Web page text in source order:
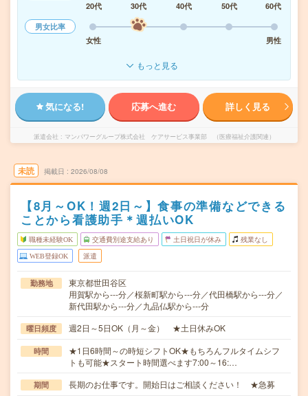
20代
30代 40代 50代
60代
男女比率
女性
男性
もっと見る
気になる! 応募へ進む 詳しく見る
派遣会社 マンパワーグループ株式会社 ケアサービス事業部 （医療福祉介護関連）
未読 掲載日 2026/08/08
【8月～OK！週2日～】食事の準備などできる
ことから看護助手＊週払いOK
職種未経験OK 交通費別途支給あり 土日祝日が休み 残業なし
WEB登録OK 派遣
勤務地
東京都世田谷区
用賀駅から---分／桜新町駅から---分／代田橋駅から---分／
新代田駅から---分／九品仏駅から---分
曜日頻度 週2日～5日OK（月～金） ★土日休みOK
時間
★1日6時間～の時短シフトOK★もちろんフルタイムシフ
トも可能★スタート時間選べます7:00～16:…
期間 長期のお仕事です。開始日はご相談ください！ ★急募